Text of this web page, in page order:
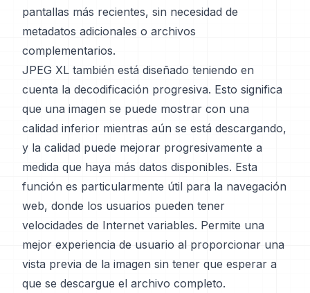
pantallas más recientes, sin necesidad de
metadatos adicionales o archivos
complementarios.
JPEG XL también está diseñado teniendo en
cuenta la decodificación progresiva. Esto significa
que una imagen se puede mostrar con una
calidad inferior mientras aún se está descargando,
y la calidad puede mejorar progresivamente a
medida que haya más datos disponibles. Esta
función es particularmente útil para la navegación
web, donde los usuarios pueden tener
velocidades de Internet variables. Permite una
mejor experiencia de usuario al proporcionar una
vista previa de la imagen sin tener que esperar a
que se descargue el archivo completo.